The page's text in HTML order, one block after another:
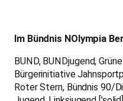
Im Bündnis NOlympia
BUND, BUNDjugend,
Bürgerinitiative
Roter Stern, Bündnis 90/